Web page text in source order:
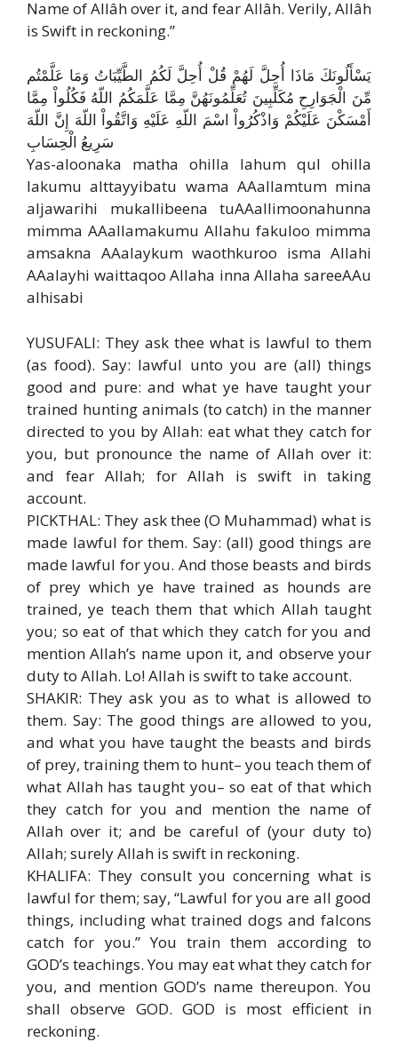
Name of Allâh over it, and fear Allâh. Verily, Allâh
is Swift in reckoning.”
يَسْأَلُونَكَ مَاذَا أُحِلَّ لَهُمْ قُلْ أُحِلَّ لَكُمُ الطَّيِّبَاتُ وَمَا عَلَّمْتُم
مِّنَ الْجَوَارِحِ مُكَلِّبِينَ تُعَلِّمُونَهُنَّ مِمَّا عَلَّمَكُمُ اللّهُ فَكُلُواْ مِمَّا
أَمْسَكْنَ عَلَيْكُمْ وَاذْكُرُواْ اسْمَ اللّهِ عَلَيْهِ وَاتَّقُواْ اللّهَ إِنَّ اللّهَ
سَرِيعُ الْحِسَابِ
Yas-aloonaka matha ohilla lahum qul ohilla
lakumu alttayyibatu wama AAallamtum mina
aljawarihi mukallibeena tuAAallimoonahunna
mimma AAallamakumu Allahu fakuloo mimma
amsakna AAalaykum waothkuroo isma Allahi
AAalayhi waittaqoo Allaha inna Allaha sareeAAu
alhisabi
YUSUFALI: They ask thee what is lawful to them
(as food). Say: lawful unto you are (all) things
good and pure: and what ye have taught your
trained hunting animals (to catch) in the manner
directed to you by Allah: eat what they catch for
you, but pronounce the name of Allah over it:
and fear Allah; for Allah is swift in taking
account.
PICKTHAL: They ask thee (O Muhammad) what is
made lawful for them. Say: (all) good things are
made lawful for you. And those beasts and birds
of prey which ye have trained as hounds are
trained, ye teach them that which Allah taught
you; so eat of that which they catch for you and
mention Allah’s name upon it, and observe your
duty to Allah. Lo! Allah is swift to take account.
SHAKIR: They ask you as to what is allowed to
them. Say: The good things are allowed to you,
and what you have taught the beasts and birds
of prey, training them to hunt– you teach them of
what Allah has taught you– so eat of that which
they catch for you and mention the name of
Allah over it; and be careful of (your duty to)
Allah; surely Allah is swift in reckoning.
KHALIFA: They consult you concerning what is
lawful for them; say, “Lawful for you are all good
things, including what trained dogs and falcons
catch for you.” You train them according to
GOD’s teachings. You may eat what they catch for
you, and mention GOD’s name thereupon. You
shall observe GOD. GOD is most efficient in
reckoning.